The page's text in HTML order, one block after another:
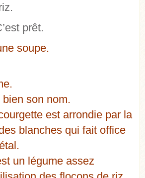
prêt.
soupe.
son nom.
est arrondie par la
blanches qui fait office
un légume assez